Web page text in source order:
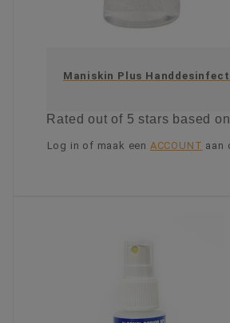
Maniskin Plus
Ratedout of 5 stars based on
Log in of maak een ACCOUNT aan